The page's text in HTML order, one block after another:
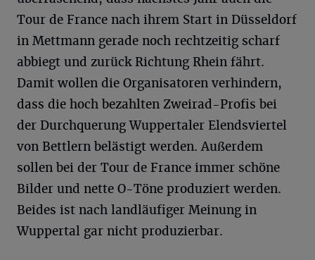
Tour de France nach ihrem Start in Düsseldorf
in Mettmann gerade noch rechtzeitig scharf
abbiegt und zurück Richtung Rhein fährt.
Damit wollen die Organisatoren verhindern,
dass die hoch bezahlten Zweirad-Profis bei
der Durchquerung Wuppertaler Elendsviertel
von Bettlern belästigt werden. Außerdem
sollen bei der Tour de France immer schöne
Bilder und nette O-Töne produziert werden.
Beides ist nach landläufiger Meinung in
Wuppertal gar nicht produzierbar.